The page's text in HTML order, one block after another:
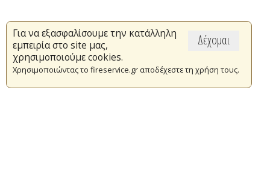
Δέχομαι
Για να εξασφαλίσουμε την κατάλληλη
εμπειρία στο site μας,
χρησιμοποιούμε cookies.
Χρησιμοποιώντας το fireservice.gr αποδέχεστε τη χρήση τους.